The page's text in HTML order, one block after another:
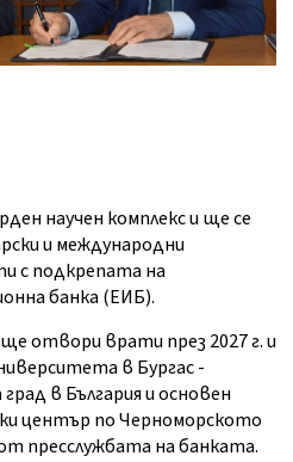
научен комплекс и ще се
и международни
с подкрепата на
банка (ЕИБ).
отвори врати през 2027 г. и
в Бургас -
в България и основен
център по Черноморското
пресслужбата на банката.